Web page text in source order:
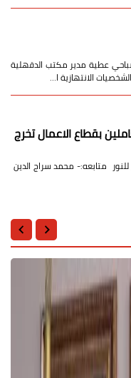
عطية مدير مكتب الدقهلية
الانتهازية ا…
بقطاع الاعمال تخرج
للنور متابعه:- محمد سراج الدين